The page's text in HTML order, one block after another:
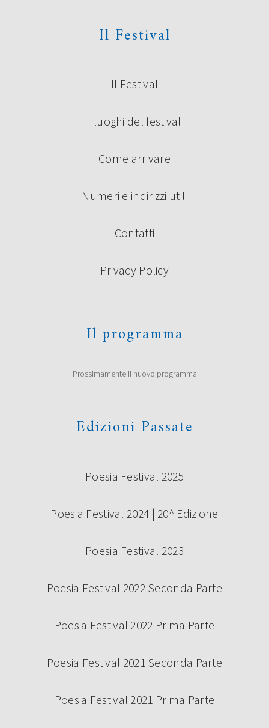
Il Festival
Il Festival
I luoghi del festival
Come arrivare
Numeri e indirizzi utili
Contatti
Privacy Policy
Il programma
Prossimamente il nuovo programma
Edizioni Passate
Poesia Festival 2025
Poesia Festival 2024 | 20^ Edizione
Poesia Festival 2023
Poesia Festival 2022 Seconda Parte
Poesia Festival 2022 Prima Parte
Poesia Festival 2021 Seconda Parte
Poesia Festival 2021 Prima Parte